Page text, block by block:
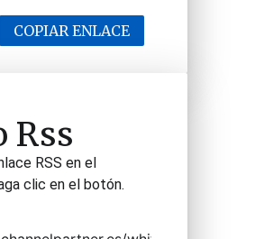
COPIAR ENLACE
Rss
RSS en el
clic en el botón.